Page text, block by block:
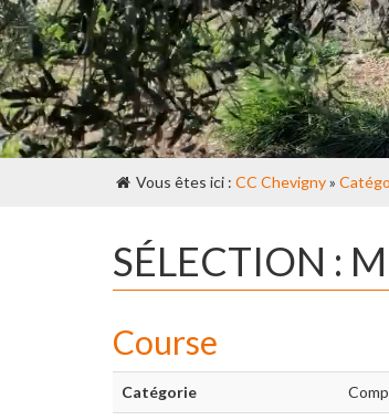
Vous êtes ici : CC Chevigny»
SÉLECTION :
Course
Catégorie